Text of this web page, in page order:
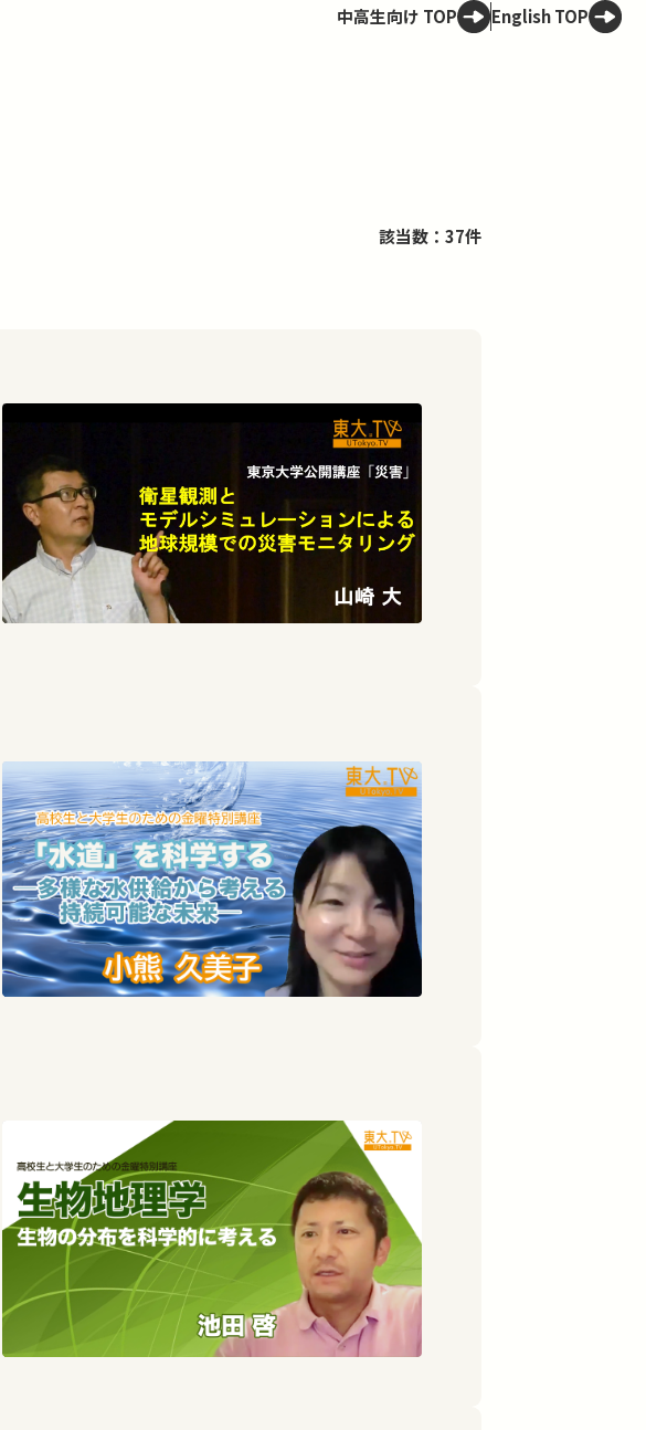
中高生向け TOP English TOP
該当数：37件